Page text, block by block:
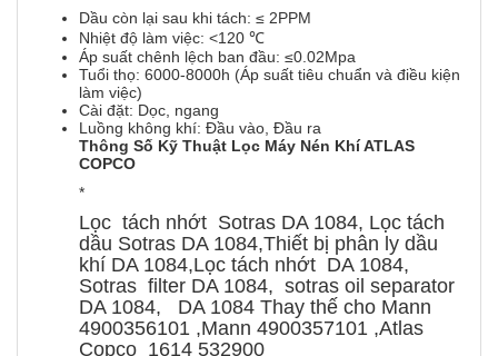
Dầu còn lại sau khi tách: ≤ 2PPM
Nhiệt độ làm việc: <120 ℃
Áp suất chênh lệch ban đầu: ≤0.02Mpa
Tuổi thọ: 6000-8000h (Áp suất tiêu chuẩn và điều kiện
làm việc)
Cài đặt: Dọc, ngang
Luồng không khí: Đầu vào, Đầu ra
Thông Số Kỹ Thuật Lọc Máy Nén Khí ATLAS
COPCO
*
Lọc tách nhớt Sotras DA 1084, Lọc tách
dầu Sotras DA 1084,Thiết bị phân ly dầu
khí DA 1084,Lọc tách nhớt DA 1084,
Sotras filter DA 1084, sotras oil separator
DA 1084, DA 1084 Thay thế cho Mann
4900356101 ,Mann 4900357101 ,Atlas
Copco 1614 532900